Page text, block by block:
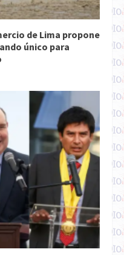
de Lima propone
único para